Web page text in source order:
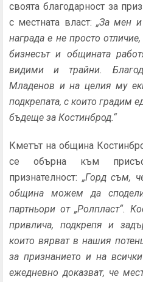
своята благодарност за
с местната власт: „За мен
награда е не просто
бизнесът и общината
видими и трайни.
Младенов и на целия му
подкрепата, с които градим
бъдеще за Костинброд.“
Кметът на община
се обърна към
признателност: „Горд съм,
община можем да
партньори от „Ролпласт“.
привлича, подкрепя и
които вярват в нашия
за признанието и на
ежедневно доказват, че